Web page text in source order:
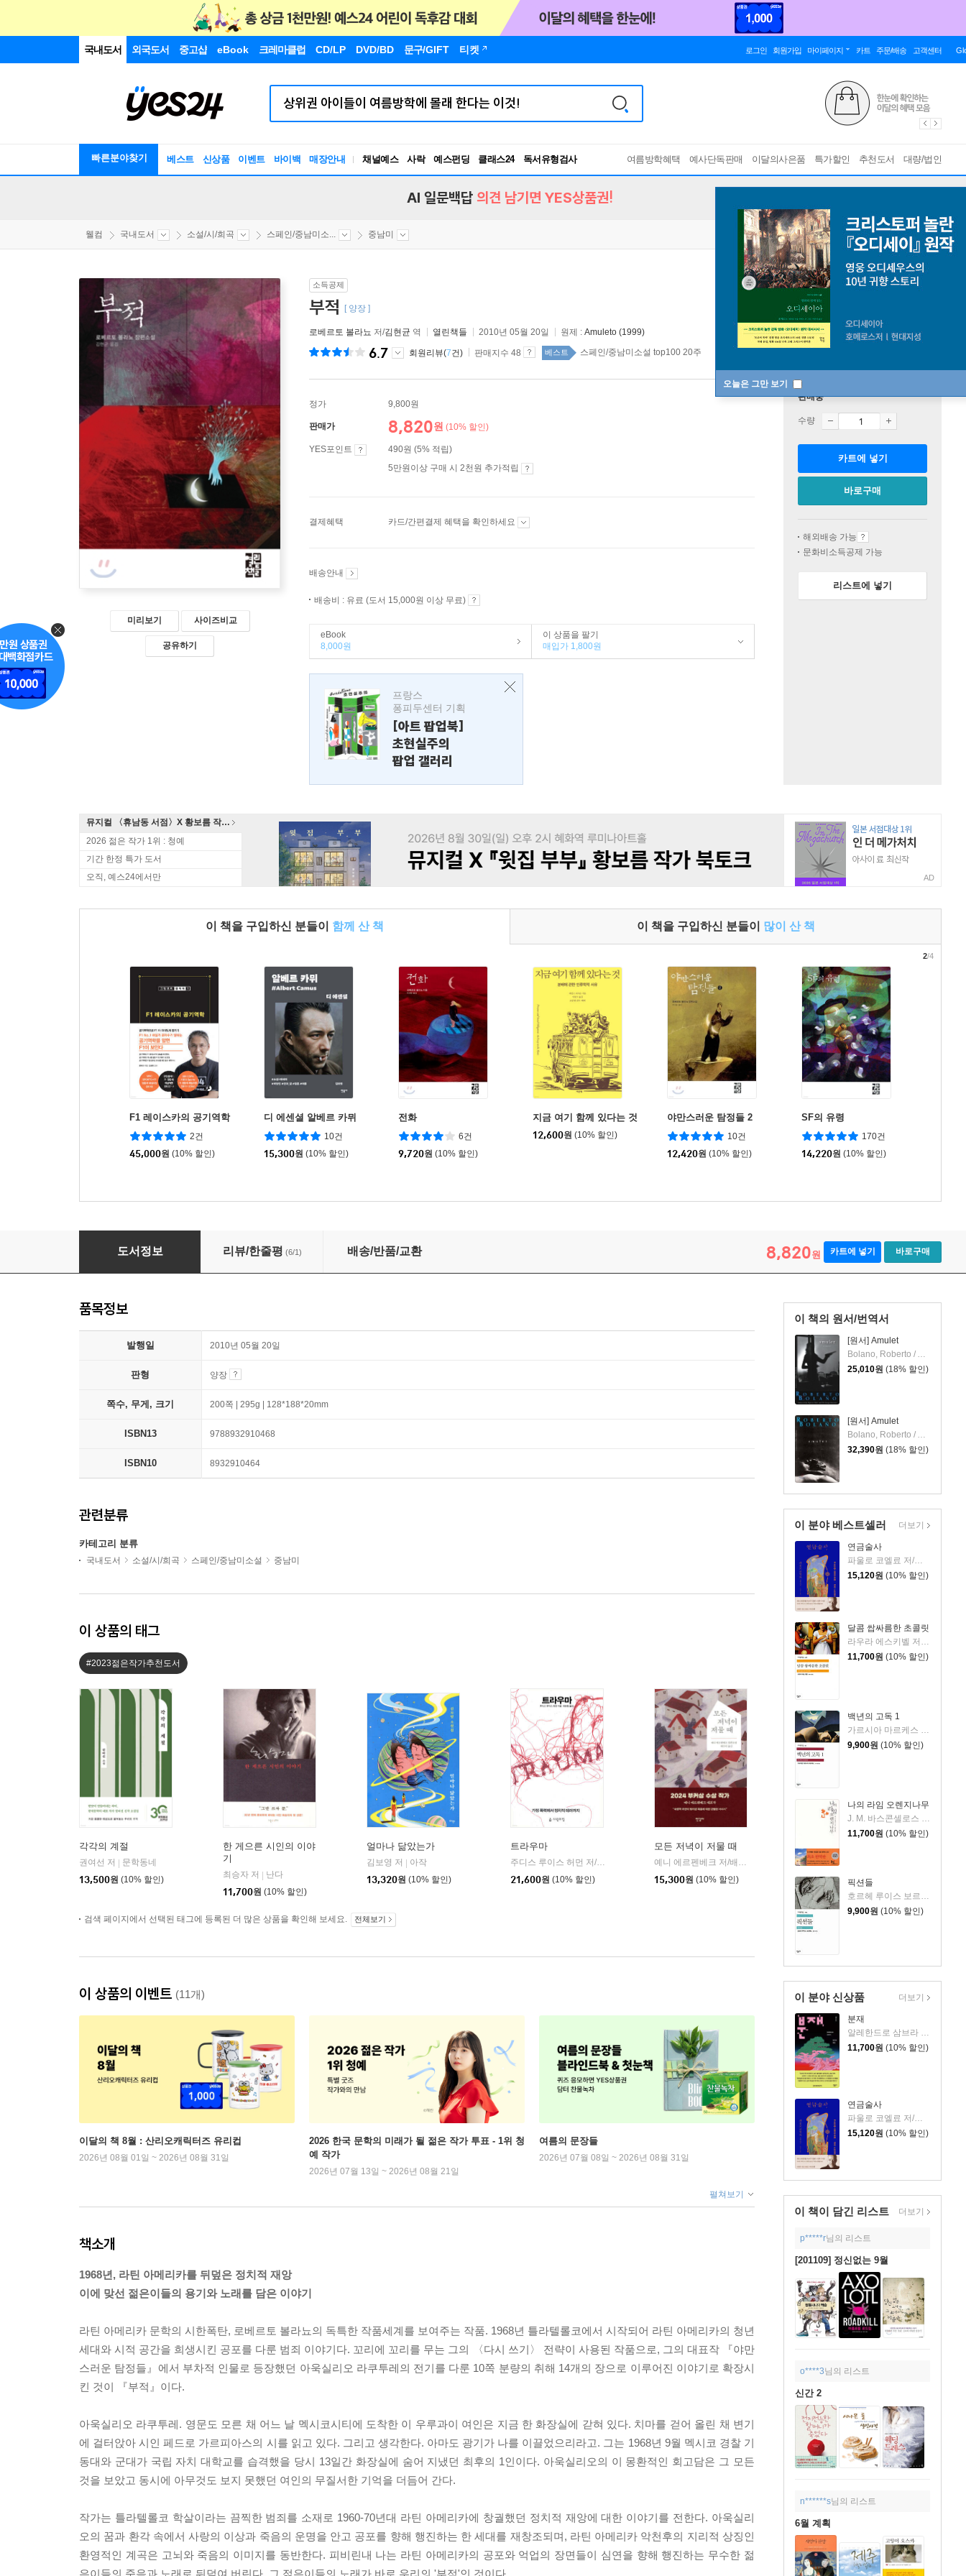
국내도서 외국도서 중고샵 eBook 크레마클럽 CD/LP DVD/BD 문구/GIFT 티켓 로그인 회원가입 마이페이지 카트 주문/배송 고객센터
빠른분야찾기 베스트 신상품 이벤트 바이백 매장안내 채널예스 사락 예스펀딩 클래스24
독서유형검사
RBTI Lab
여름방학혜택 예사단독판매 이달의사은품 특가할인 추천도서 대량/법인
오늘은 그만 보기
AI 일문백답 의견 남기면 YES상품권!
웰컴 국내도서 소설/시/희곡 스페인/중남미소... 중남미
미리보기 사이즈비교
공유하기
소득공제
부적 [ 양장 ]
로베르토 볼라뇨 저/김현균 역 열린책들 2010년 05월 20일 원제 : Amuleto (1999)
6.7 회원리뷰(7건) 판매지수 48 베스트 스페인/중남미소설 top100 20주
정가 9,800원
판매가 8,820원 (10% 할인)
YES포인트
490원 (5% 적립)
5만원이상 구매 시 2천원 추가적립
결제혜택 카드/간편결제 혜택을 확인하세요
배송안내
배송비 : 유료 (도서 15,000원 이상 무료)
eBook
8,000원
이 상품을 팔기
매입가 1,800원
프랑스
퐁피두센터 기획
[아트 팝업북]
초현실주의
팝업 갤러리
판매중
수량
카트에 넣기
바로구매
해외배송 가능
문화비소득공제 가능
리스트에 넣기
뮤지컬 〈휴남동 서점〉X 황보름 작가 북토크
2026 젊은 작가 1위 : 청예
기간 한정 특가 도서
오직, 예스24에서만
AD
이 책을 구입하신 분들이 함께 산 책 이 책을 구입하신 분들이 많이 산 책
F1 레이스카의 공기역학
2건
45,000원 (10% 할인)
디 에센셜 알베르 카뮈
10건
15,300원 (10% 할인)
전화
6건
9,720원 (10% 할인)
지금 여기 함께 있다는 것
12,600원 (10% 할인)
야만스러운 탐정들 2
10건
12,420원 (10% 할인)
SF의 유령
170건
14,220원 (10% 할인)
2/4
도서정보 리뷰/한줄평 (6/1) 배송/반품/교환 8,820원 카트에 넣기 바로구매
이 책의 원서/번역서
[원서] Amulet
Bolano, Roberto / Andrews, Chris
25,010원 (18% 할인)
[원서] Amulet
Bolano, Roberto / Andrews, Chris
32,390원 (18% 할인)
이 분야 베스트셀러
연금술사
파울로 코엘료 저/최정수 역
15,120원 (10% 할인)
달콤 쌉싸름한 초콜릿
11,700원 (10% 할인)
백년의 고독 1
9,900원 (10% 할인)
나의 라임 오렌지나무
11,700원 (10% 할인)
픽션들
호르헤 루이스 보르헤스 저/송병선 역
9,900원 (10% 할인)
더보기
이 분야 신상품
분재
11,700원 (10% 할인)
연금술사
파울로 코엘료 저/최정수 역
15,120원 (10% 할인)
더보기
이 책이 담긴 리스트 더보기
p*****r님의 리스트
[201109] 정신없는 9월
o****3님의 리스트
신간 2
n******s님의 리스트
6월 계획
품목정보
발행일 2010년 05월 20일
판형 양장
쪽수, 무게, 크기 200쪽 | 295g | 128*188*20mm
ISBN13 9788932910468
ISBN10 8932910464
관련분류
카테고리 분류
국내도서 소설/시/희곡 스페인/중남미소설 중남미
이 상품의 태그
#2023젊은작가추천도서
각각의 계절
권여선 저
문학동네
13,500원 (10% 할인)
한 게으른 시인의 이야
기
최승자 저
난다
11,700원 (10% 할인)
얼마나 닮았는가
김보영 저
아작
13,320원 (10% 할인)
트라우마
주디스 루이스 허먼 저/최현정 역
사람의집
21,600원 (10% 할인)
모든 저녁이 저물 때
예니 에르펜베크 저/배수아 역
한길사
15,300원 (10% 할인)
검색 페이지에서 선택된 태그에 등록된 더 많은 상품을 확인해 보세요. 전체보기
이 상품의 이벤트 (11개)
이달의 책 8월 : 산리오캐릭터즈 유리컵
2026년 08월 01일 ~ 2026년 08월 31일
2026 한국 문학의 미래가 될 젊은 작가 투표 - 1위 청
예 작가
2026년 07월 13일 ~ 2026년 08월 21일
여름의 문장들
2026년 07월 08일 ~ 2026년 08월 31일
펼쳐보기
책소개
1968년, 라틴 아메리카를 뒤덮은 정치적 재앙
이에 맞선 젊은이들의 용기와 노래를 담은 이야기
라틴 아메리카 문학의 시한폭탄, 로베르토 볼라뇨의 독특한 작품세계를 보여주는 작품. 1968년 틀라텔롤코에서 시작되어 라틴 아메리카의 청년
세대와 시적 공간을 희생시킨 공포를 다룬 범죄 이야기다. 꼬리에 꼬리를 무는 그의 〈다시 쓰기〉 전략이 사용된 작품으로, 그의 대표작 『야만
스러운 탐정들』에서 부차적 인물로 등장했던 아욱실리오 라쿠투레의 전기를 다룬 10쪽 분량의 취해 14개의 장으로 이루어진 이야기로 확장시
킨 것이 『부적』이다.
아욱실리오 라쿠투레. 영문도 모른 채 어느 날 멕시코시티에 도착한 이 우루과이 여인은 지금 한 화장실에 갇혀 있다. 치마를 걷어 올린 채 변기
에 걸터앉아 시인 페드로 가르피아스의 시를 읽고 있다. 그리고 생각한다. 아마도 광기가 나를 이끌었으리라고. 그는 1968년 9월 멕시코 경찰 기
동대와 군대가 국립 자치 대학교를 습격했을 당시 13일간 화장실에 숨어 지냈던 최후의 1인이다. 아욱실리오의 이 몽환적인 회고담은 그 모든
것을 보았고 동시에 아무것도 보지 못했던 여인의 무질서한 기억을 더듬어 간다.
작가는 틀라텔롤코 학살이라는 끔찍한 범죄를 소재로 1960-70년대 라틴 아메리카에 창궐했던 정치적 재앙에 대한 이야기를 전한다. 아욱실리
오의 꿈과 환각 속에서 사랑의 이상과 죽음의 운명을 안고 공포를 향해 행진하는 한 세대를 재창조되며, 라틴 아메리카 악천후의 지리적 상징인
환영적인 계곡은 고뇌와 죽음의 이미지를 동반한다. 피비린내 나는 라틴 아메리카의 공포와 억업의 장면들이 심연을 향해 행진하는 무수한 젊
은이들의 죽음과 노래로 뒤덮여 버린다. 그 젊은이들의 노래가 바로 우리의 '부적'인 것이다.